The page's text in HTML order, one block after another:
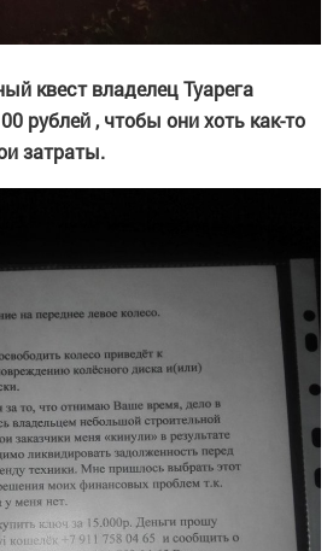
квест владелец Туарега
рублей , чтобы они хоть как-то
затраты.